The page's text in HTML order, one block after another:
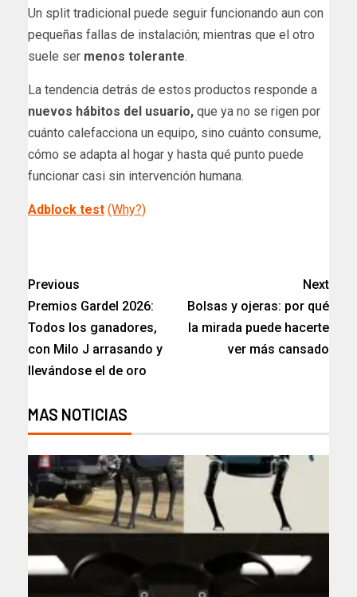
Un split tradicional puede seguir funcionando aun con
pequeñas fallas de instalación; mientras que el otro
suele ser menos tolerante.
La tendencia detrás de estos productos responde a
nuevos hábitos del usuario, que ya no se rigen por
cuánto calefacciona un equipo, sino cuánto consume,
cómo se adapta al hogar y hasta qué punto puede
funcionar casi sin intervención humana.
Adblock test (Why?)
Previous
Premios Gardel 2026:
Todos los ganadores,
con Milo J arrasando y
llevándose el de oro
Next
Bolsas y ojeras: por qué
la mirada puede hacerte
ver más cansado​
MAS NOTICIAS